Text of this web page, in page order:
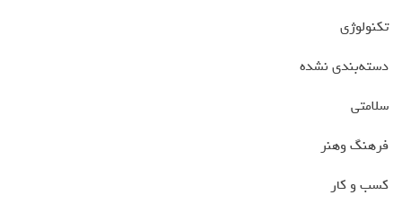
تکنولوژی
دسته‌بندی نشده
سلامتی
فرهنگ وهنر
کسب و کار